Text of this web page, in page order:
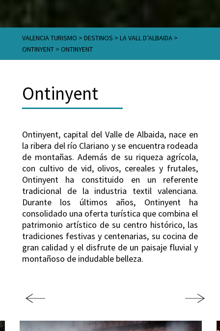
VALENCIA TURISMO > DESTINOS > LA VALL D’ALBAIDA>
ONTINYENT> ONTINYENT
Ontinyent
Ontinyent, capital del Valle de Albaida, nace en
la ribera del río Clariano y se encuentra rodeada
de montañas. Además de su riqueza agrícola,
con cultivo de vid, olivos, cereales y frutales,
Ontinyent ha constituido en un referente
tradicional de la industria textil valenciana.
Durante los últimos años, Ontinyent ha
consolidado una oferta turística que combina el
patrimonio artístico de su centro histórico, las
tradiciones festivas y centenarias, su cocina de
gran calidad y el disfrute de un paisaje fluvial y
montañoso de indudable belleza.